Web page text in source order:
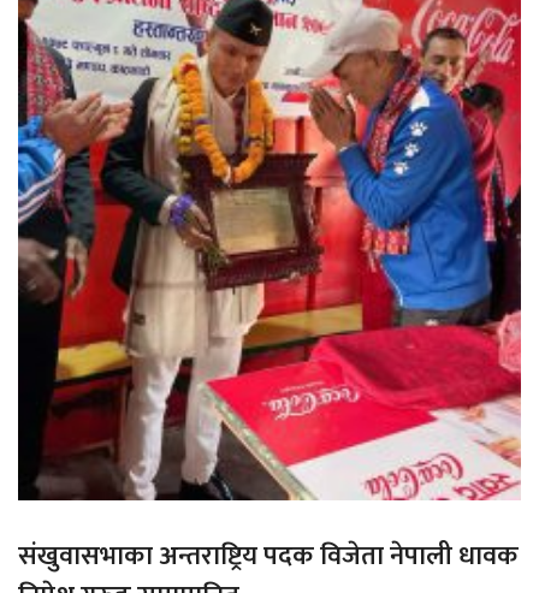
संखुवासभाका अन्तराष्ट्रिय पदक विजेता नेपाली धावक